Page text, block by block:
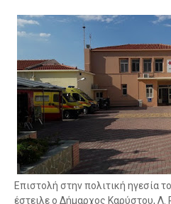
Επιστολή στην πολιτική ηγεσία
έστειλε ο Δήμαρχος Καρύστου,